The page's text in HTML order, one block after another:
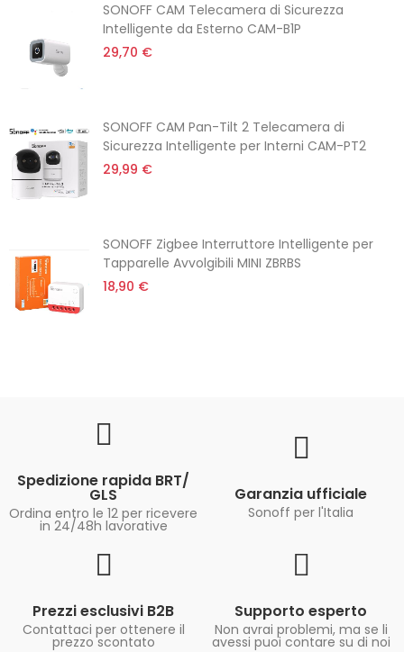
SONOFF CAM Telecamera di Sicurezza
Intelligente da Esterno CAM-B1P
29,70 €
SONOFF CAM Pan-Tilt 2 Telecamera di
Sicurezza Intelligente per Interni CAM-PT2
29,99 €
SONOFF Zigbee Interruttore Intelligente per
Tapparelle Avvolgibili MINI ZBRBS
18,90 €
Spedizione rapida BRT/
GLS
Ordina entro le 12 per ricevere
in 24/48h lavorative
Garanzia ufficiale
Sonoff per l'Italia
Prezzi esclusivi B2B
Contattaci per ottenere il
prezzo scontato
Supporto esperto
Non avrai problemi, ma se li
avessi puoi contare su di noi